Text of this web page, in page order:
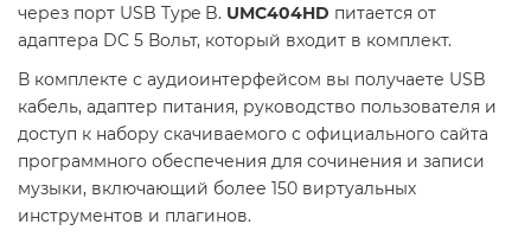
через порт USB Type B. UMC404HD питается от
адаптера DC 5 Вольт, который входит в комплект.
В комплекте с аудиоинтерфейсом вы получаете USB
кабель, адаптер питания, руководство пользователя и
доступ к набору скачиваемого с официального сайта
программного обеспечения для сочинения и записи
музыки, включающий более 150 виртуальных
инструментов и плагинов.